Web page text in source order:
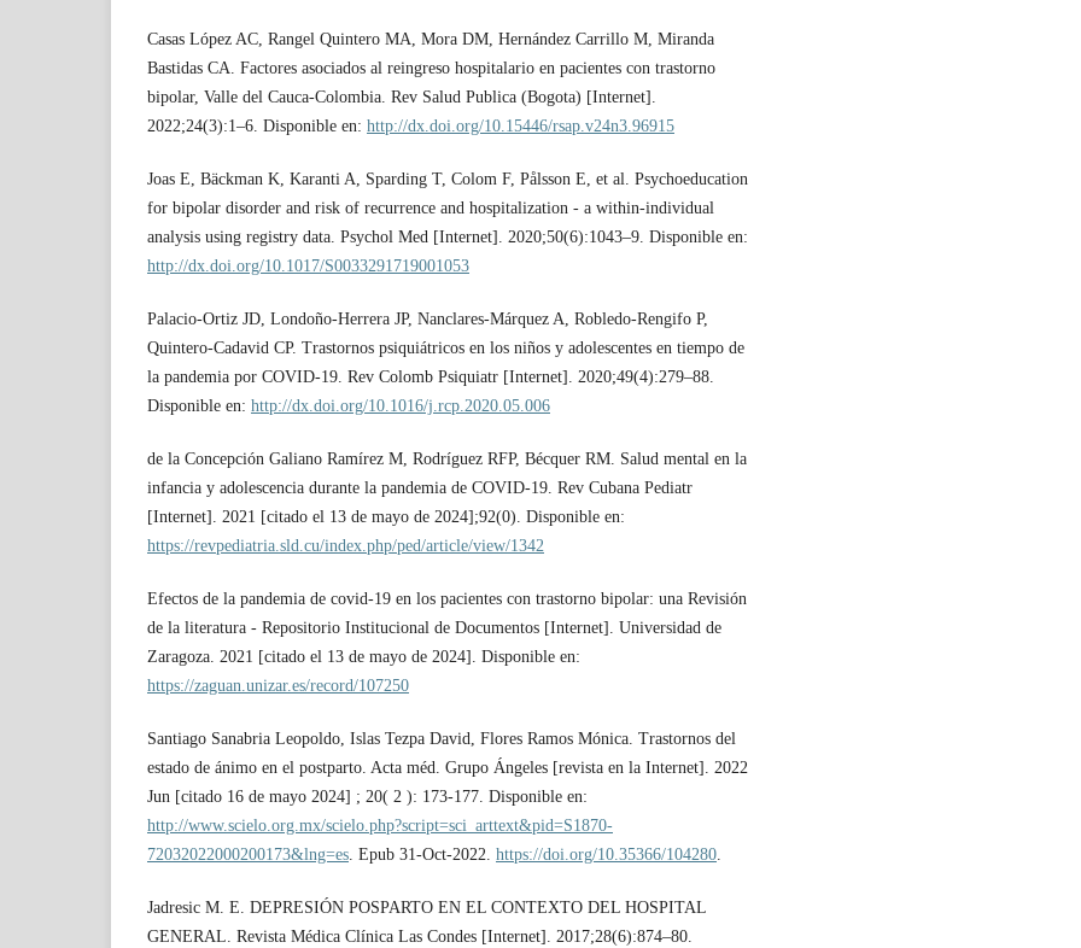
Casas López AC, Rangel Quintero MA, Mora DM, Hernández Carrillo M, Miranda
Bastidas CA. Factores asociados al reingreso hospitalario en pacientes con trastorno
bipolar, Valle del Cauca-Colombia. Rev Salud Publica (Bogota) [Internet].
2022;24(3):1–6. Disponible en: http://dx.doi.org/10.15446/rsap.v24n3.96915
Joas E, Bäckman K, Karanti A, Sparding T, Colom F, Pålsson E, et al. Psychoeducation
for bipolar disorder and risk of recurrence and hospitalization - a within-individual
analysis using registry data. Psychol Med [Internet]. 2020;50(6):1043–9. Disponible en:
http://dx.doi.org/10.1017/S0033291719001053
Palacio-Ortiz JD, Londoño-Herrera JP, Nanclares-Márquez A, Robledo-Rengifo P,
Quintero-Cadavid CP. Trastornos psiquiátricos en los niños y adolescentes en tiempo de
la pandemia por COVID-19. Rev Colomb Psiquiatr [Internet]. 2020;49(4):279–88.
Disponible en: http://dx.doi.org/10.1016/j.rcp.2020.05.006
de la Concepción Galiano Ramírez M, Rodríguez RFP, Bécquer RM. Salud mental en la
infancia y adolescencia durante la pandemia de COVID-19. Rev Cubana Pediatr
[Internet]. 2021 [citado el 13 de mayo de 2024];92(0). Disponible en:
https://revpediatria.sld.cu/index.php/ped/article/view/1342
Efectos de la pandemia de covid-19 en los pacientes con trastorno bipolar: una Revisión
de la literatura - Repositorio Institucional de Documentos [Internet]. Universidad de
Zaragoza. 2021 [citado el 13 de mayo de 2024]. Disponible en:
https://zaguan.unizar.es/record/107250
Santiago Sanabria Leopoldo, Islas Tezpa David, Flores Ramos Mónica. Trastornos del
estado de ánimo en el postparto. Acta méd. Grupo Ángeles [revista en la Internet]. 2022
Jun [citado 16 de mayo 2024] ; 20( 2 ): 173-177. Disponible en:
http://www.scielo.org.mx/scielo.php?script=sci_arttext&pid=S1870-
72032022000200173&lng=es. Epub 31-Oct-2022. https://doi.org/10.35366/104280.
Jadresic M. E. DEPRESIÓN POSPARTO EN EL CONTEXTO DEL HOSPITAL
GENERAL. Revista Médica Clínica Las Condes [Internet]. 2017;28(6):874–80.